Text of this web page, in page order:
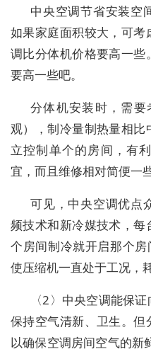
中央空调节省安装空
如果家庭面积较大，可
调比分体机价格要高一
要高一些吧。
分体机安装时，需
观），制冷量制热量相
立控制单个的房间，有
宜，而且维修相对简便一些
可见，中央空调优点
频技术和新冷媒技术，
个房间制冷就开启那个
使压缩机一直处于工况，
〈2〉中央空调能保
保持空气清新、卫生。
以确保空调房间空气的新